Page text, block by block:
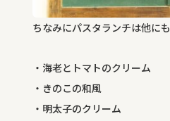
ちなみにパスタランチは他にも
・海老とトマトのクリーム
・きのこの和風
・明太子のクリーム